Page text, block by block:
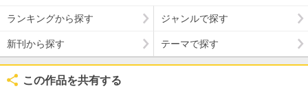
ランキングから探す ジャンルで探す
新刊から探す テーマで探す
この作品を共有する